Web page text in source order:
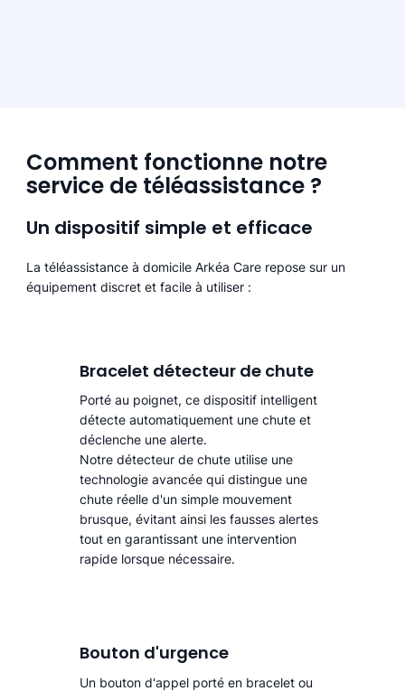
Comment fonctionne notre
service de téléassistance ?
Un dispositif simple et efficace
La téléassistance à domicile Arkéa Care repose sur un
équipement discret et facile à utiliser :
Bracelet détecteur de chute
Porté au poignet, ce dispositif intelligent
détecte automatiquement une chute et
déclenche une alerte.​
Notre détecteur de chute utilise une
technologie avancée qui distingue une
chute réelle d'un simple mouvement
brusque, évitant ainsi les fausses alertes
tout en garantissant une intervention
rapide lorsque nécessaire.
Bouton d'urgence
Un bouton d'appel porté en bracelet ou